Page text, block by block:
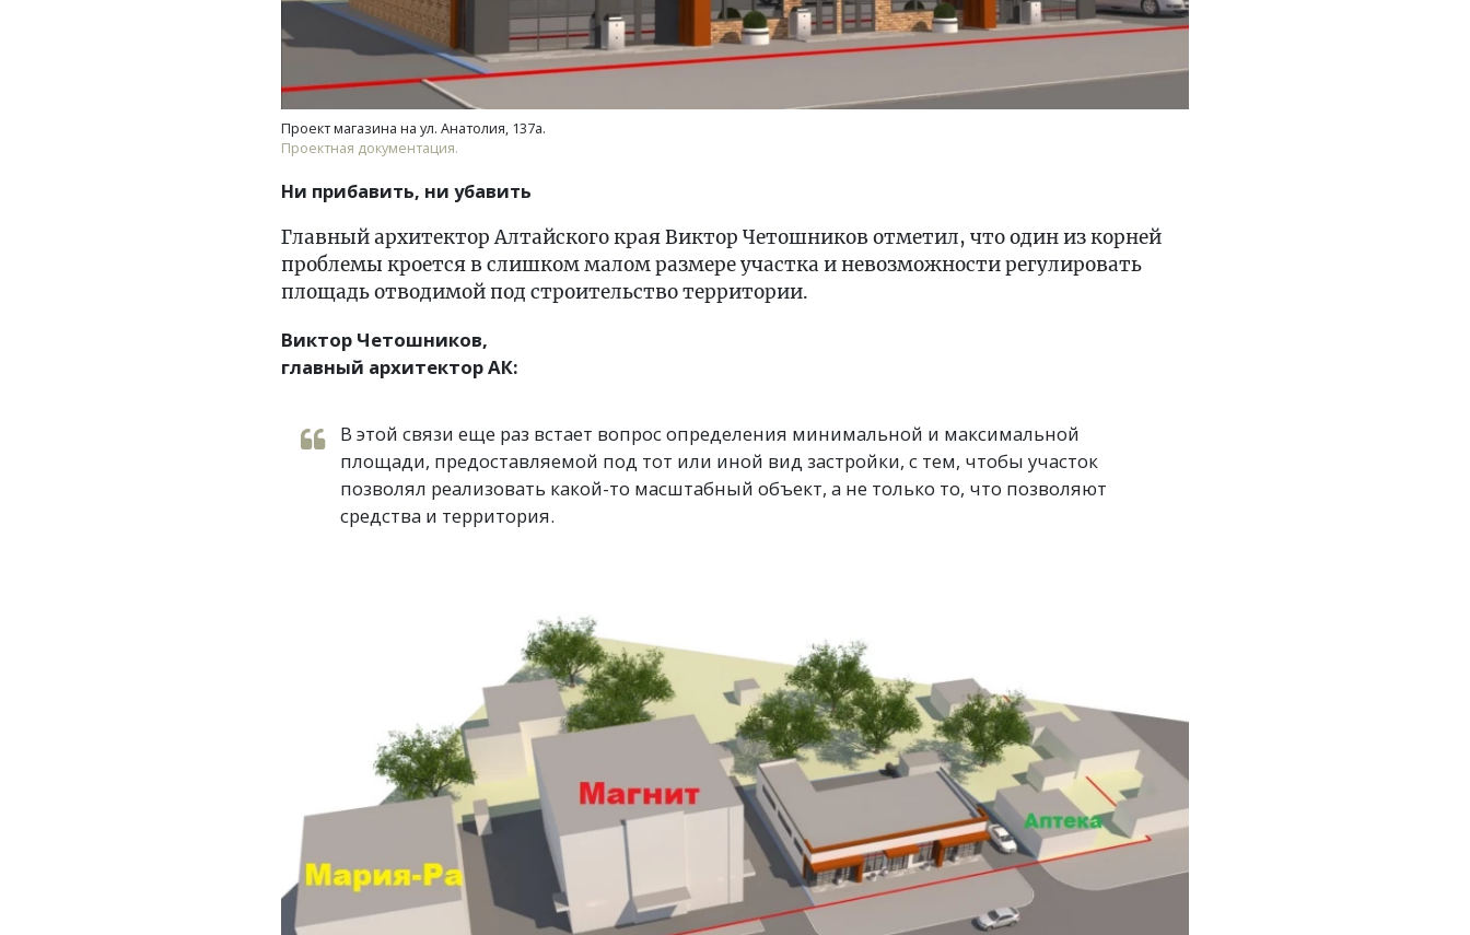
Проект магазина на ул. Анатолия, 137а.
Проектная документация.
Ни прибавить, ни убавить
Главный архитектор Алтайского края Виктор Четошников отметил, что один из корней
проблемы кроется в слишком малом размере участка и невозможности регулировать
площадь отводимой под строительство территории.
Виктор Четошников,
главный архитектор АК:
В этой связи еще раз встает вопрос определения минимальной и максимальной
площади, предоставляемой под тот или иной вид застройки, с тем, чтобы участок
позволял реализовать какой-то масштабный объект, а не только то, что позволяют
средства и территория.